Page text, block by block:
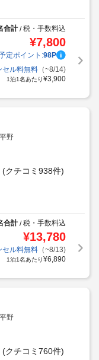
合計/税・手数料込
¥7,800
定ポイント:98P
セル料無料（~8/14)
1泊1名あたり¥3,900
野
(クチコミ938件)
合計/税・手数料込
¥13,780
セル料無料（~8/13)
1泊1名あたり¥6,890
野
(クチコミ760件)